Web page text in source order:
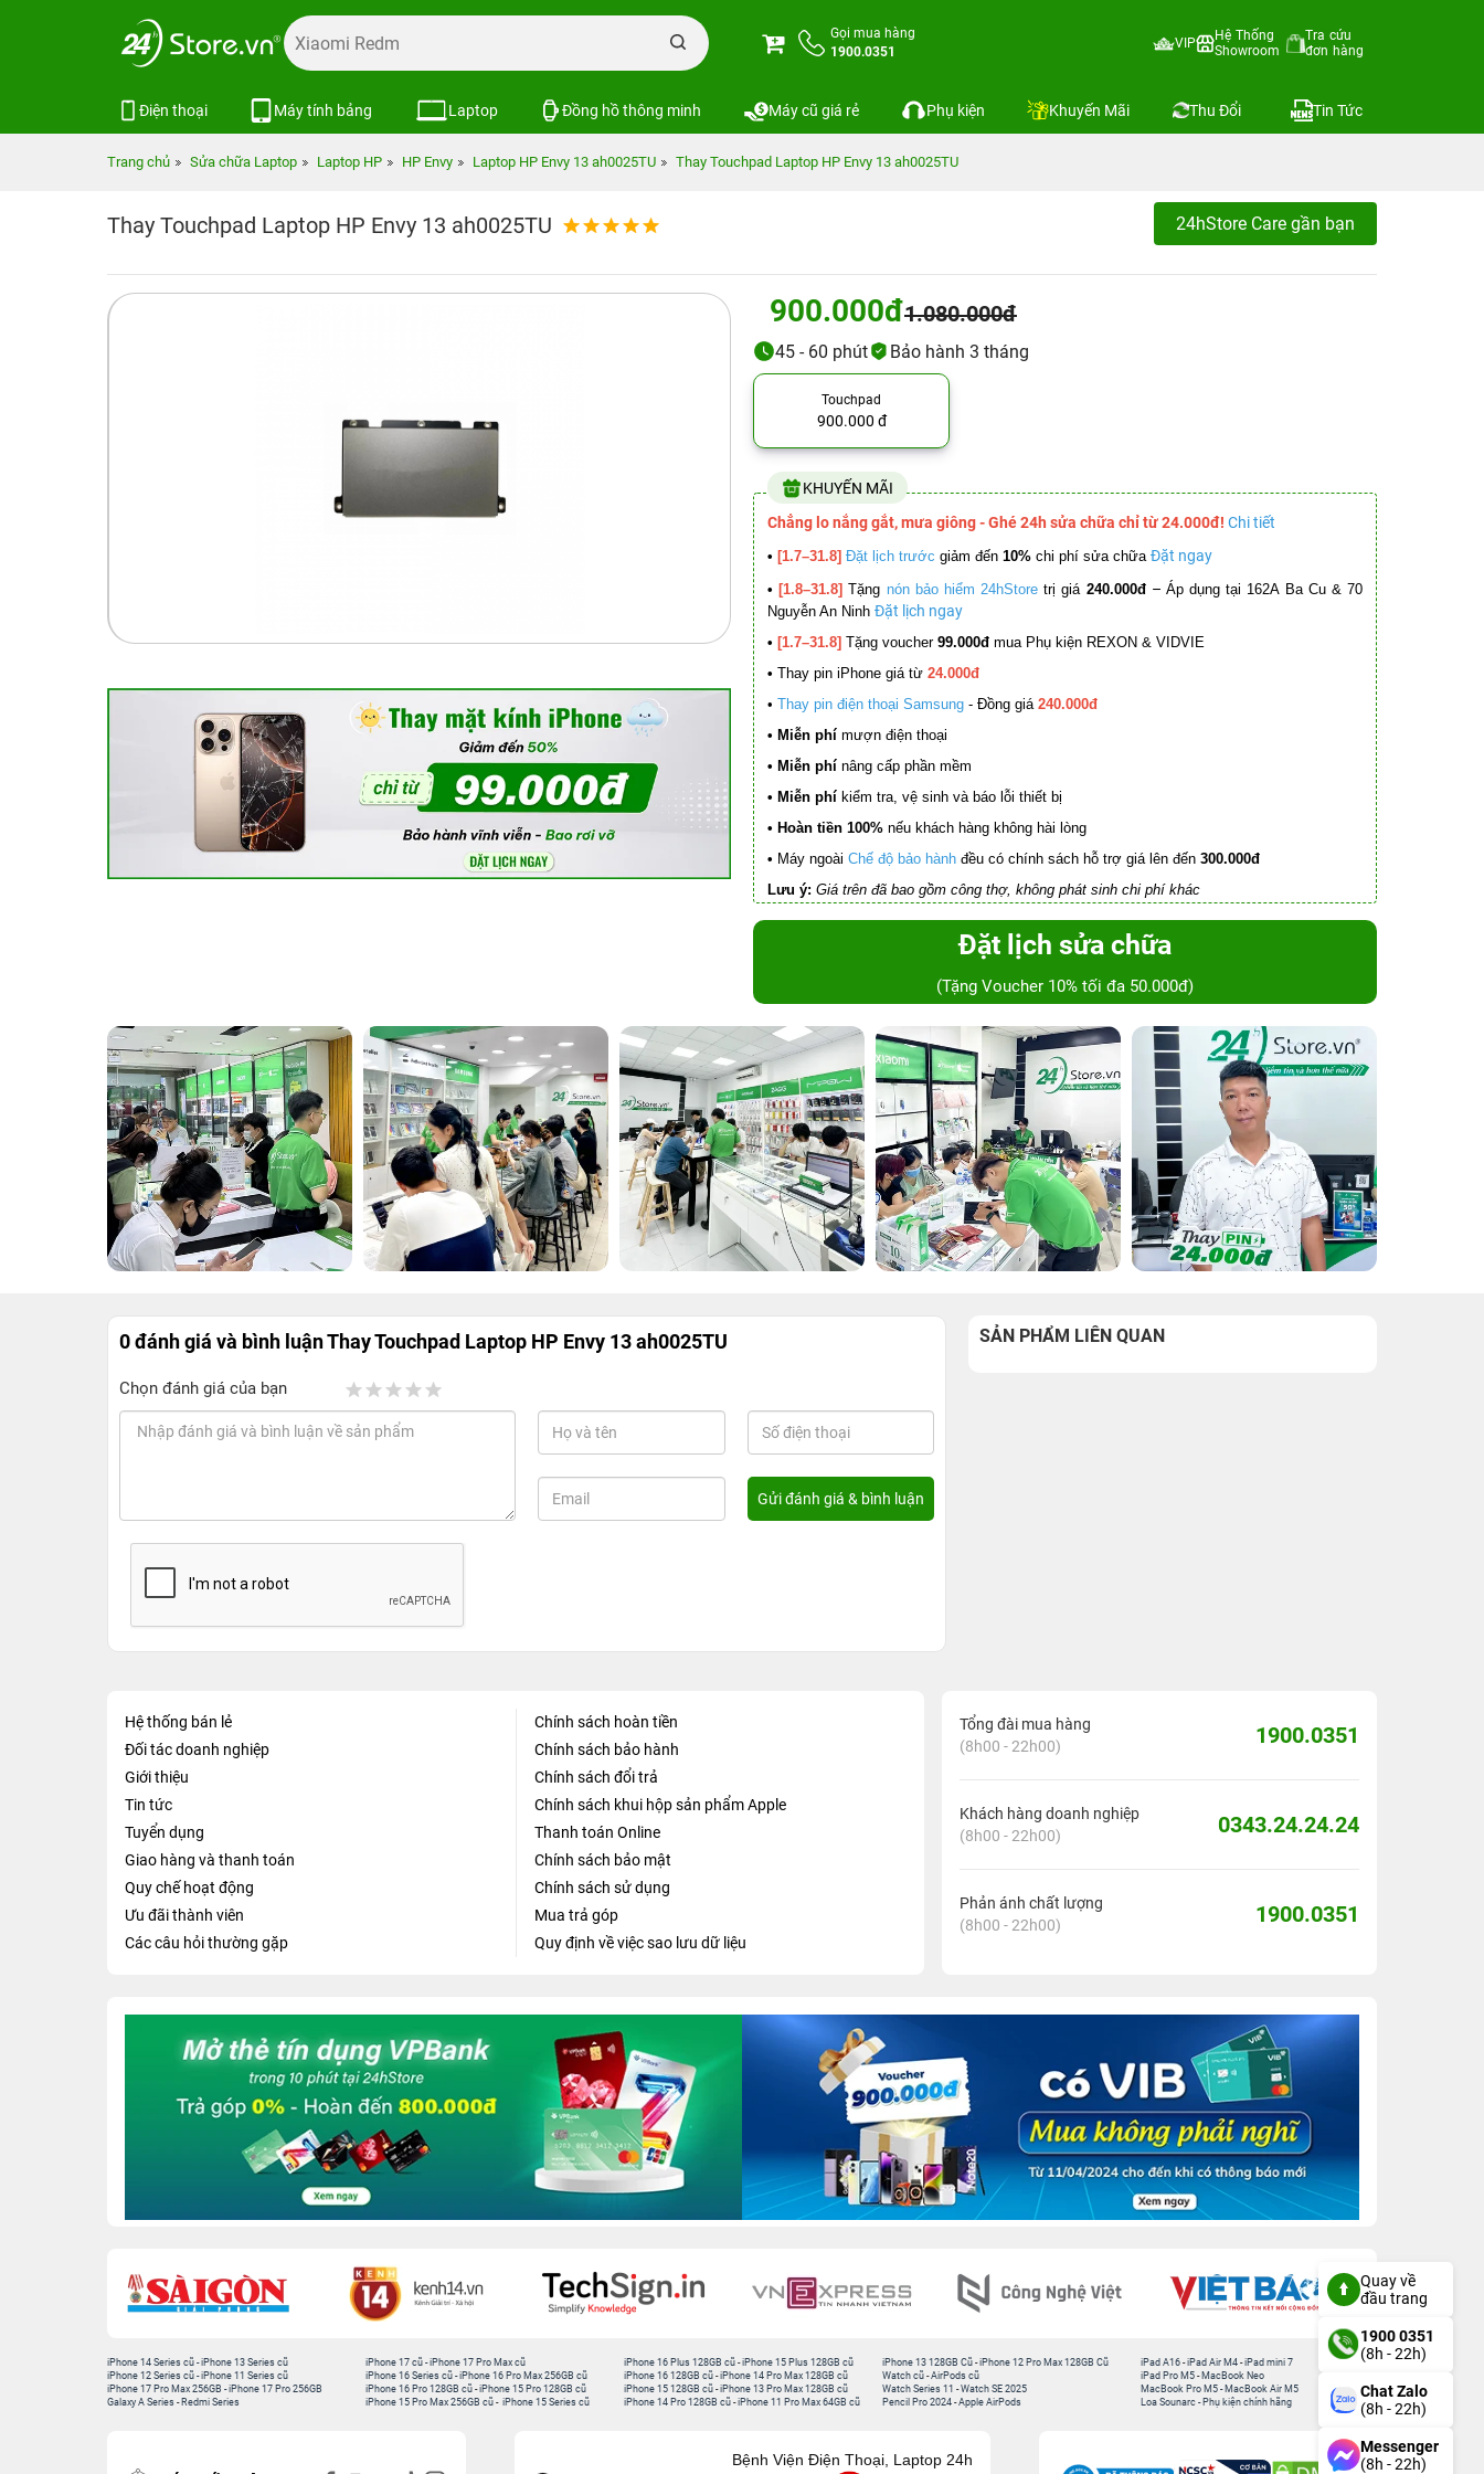
Gọi mua hàng
1900.0351
VIP
Hệ Thống
Showroom
Tra cứu
đơn hàng
Điện thoại Máy tính bảng Laptop Đồng hồ thông minh Máy cũ giá rẻ Phụ kiện Khuyến Mãi Thu Đổi Tin Tức
Trang chủ Sửa chữa Laptop Laptop HP HP Envy Laptop HP Envy 13 ah0025TU Thay Touchpad Laptop HP Envy 13 ah0025TU
Thay Touchpad Laptop HP Envy 13 ah0025TU 24hStore Care gần bạn
900.000đ1.080.000đ
45 - 60 phút Bảo hành 3 tháng
Touchpad
900.000 đ
KHUYẾN MÃI
Chẳng lo nắng gắt, mưa giông - Ghé 24h sửa chữa chỉ từ 24.000đ! Chi tiết
• [1.7–31.8] Đặt lịch trước giảm đến 10% chi phí sửa chữa Đặt ngay
• [1.8–31.8] Tặng nón bảo hiểm 24hStore trị giá 240.000đ – Áp dụng tại 162A Ba Cu & 70
Nguyễn An Ninh Đặt lịch ngay
• [1.7–31.8] Tặng voucher 99.000đ mua Phụ kiện REXON & VIDVIE
• Thay pin iPhone giá từ 24.000đ
• Thay pin điện thoại Samsung - Đồng giá 240.000đ
• Miễn phí mượn điện thoại
• Miễn phí nâng cấp phần mềm
• Miễn phí kiểm tra, vệ sinh và báo lỗi thiết bị
• Hoàn tiền 100% nếu khách hàng không hài lòng
• Máy ngoài Chế độ bảo hành đều có chính sách hỗ trợ giá lên đến 300.000đ
Lưu ý: Giá trên đã bao gồm công thợ, không phát sinh chi phí khác
Đặt lịch sửa chữa
(Tặng Voucher 10% tối đa 50.000đ)
0 đánh giá và bình luậnThay Touchpad Laptop HP Envy 13 ah0025TU
Chọn đánh giá của bạn
SẢN PHẨM LIÊN QUAN
Hệ thống bán lẻ
Đối tác doanh nghiệp
Giới thiệu
Tin tức
Tuyển dụng
Giao hàng và thanh toán
Quy chế hoạt động
Ưu đãi thành viên
Các câu hỏi thường gặp
Chính sách hoàn tiền
Chính sách bảo hành
Chính sách đổi trả
Chính sách khui hộp sản phẩm Apple
Thanh toán Online
Chính sách bảo mật
Chính sách sử dụng
Mua trả góp
Quy định về việc sao lưu dữ liệu
Tổng đài mua hàng
(8h00 - 22h00)
1900.0351
Khách hàng doanh nghiệp
(8h00 - 22h00)
0343.24.24.24
Phản ánh chất lượng
(8h00 - 22h00)
1900.0351
iPhone 14 Series cũ -iPhone 13 Series cũ
iPhone 12 Series cũ -iPhone 11 Series cũ
iPhone 17 Pro Max 256GB -iPhone 17 Pro 256GB
Galaxy A Series - Redmi Series
iPhone 17 cũ -iPhone 17 Pro Max cũ
iPhone 16 Series cũ - iPhone 16 Pro Max 256GB cũ
iPhone 16 Pro 128GB cũ -iPhone 15 Pro 128GB cũ
iPhone 15 Pro Max 256GB cũ - iPhone 15 Series cũ
iPhone 16 Plus 128GB cũ -iPhone 15 Plus 128GB cũ
iPhone 16 128GB cũ -iPhone 14 Pro Max 128GB cũ
iPhone 15 128GB cũ -iPhone 13 Pro Max 128GB cũ
iPhone 14 Pro 128GB cũ -iPhone 11 Pro Max 64GB cũ
iPhone 13 128GB Cũ -iPhone 12 Pro Max 128GB Cũ
Watch cũ -AirPods cũ
Watch Series 11 -Watch SE 2025
Pencil Pro 2024 -Apple AirPods
iPad A16 -iPad Air M4 -iPad mini 7
iPad Pro M5 - MacBook Neo
MacBook Pro M5 - MacBook Air M5
Loa Sounarc - Phụ kiện chính hãng
Bệnh Viện Điện Thoại, Laptop 24h
Quay về
đầu trang
1900 0351
(8h - 22h)
Chat Zalo
(8h - 22h)
Messenger
(8h - 22h)